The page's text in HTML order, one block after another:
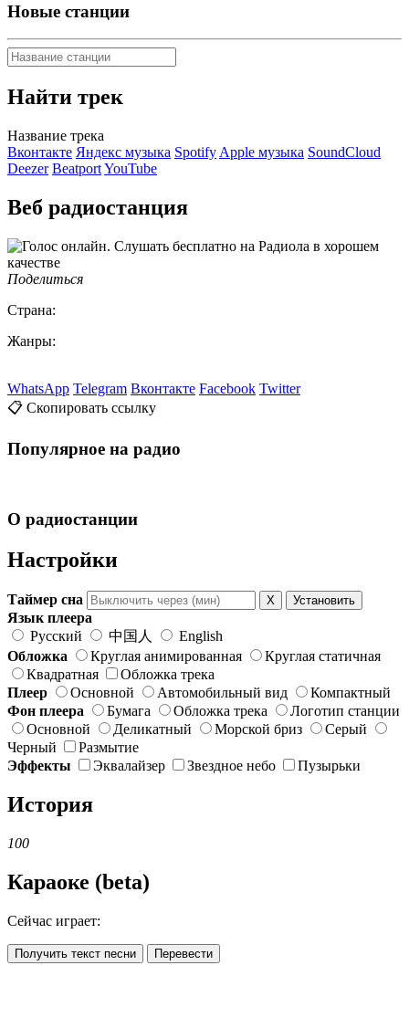
Новые станции
Найти трек
Название трека
Вконтакте Яндекс музыка Spotify Apple музыка SoundCloud
Deezer BeatportYouTube
Веб радиостанция
Поделиться
Страна:
Жанры:
WhatsApp Telegram Вконтакте Facebook Twitter
📋 Скопировать ссылку
Популярное на радио
О радиостанции
Настройки
Таймер сна X Установить
Язык плеера
Русский
中国人
English
Обложка
Круглая анимированная
Круглая статичная
Квадратная
Обложка трека
Плеер
Основной Автомобильный вид
Компактный
Фон плеера
Бумага Обложка трека
Логотип станции
Основной
Деликатный Морской бриз
Серый
Черный
Размытие
Эффекты
Эквалайзер Звездное небо Пузырьки
История
100
Караоке (beta)
Сейчас играет:
Получить текст песни Перевести